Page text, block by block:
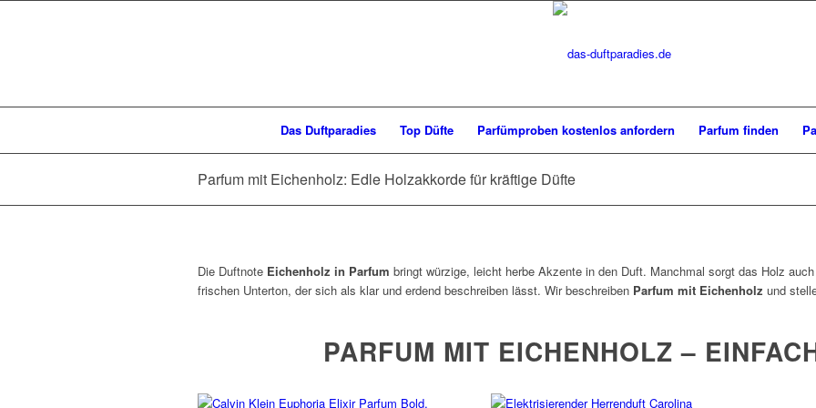
Das Duftparadies Top Düfte Parfümproben kostenlos anfordern Parfum finden
Parfum mit Eichenholz: Edle Holzakkorde für kräftige Düfte
Die Duftnote Eichenholz in Parfum bringt würzige, leicht herbe Akzente in den Duft. Manchmal sorgt das Holz
frischen Unterton, der sich als klar und erdend beschreiben lässt. Wir beschreiben Parfum mit Eichenholz und
PARFUM MIT EICHENHOLZ –